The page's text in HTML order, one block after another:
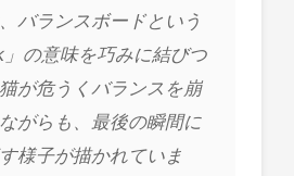
バランスボードという
の意味を巧みに結びつ
が危うくバランスを崩
がらも、最後の瞬間に
様子が描かれていま